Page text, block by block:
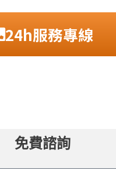
24h服務專線
免費諮詢